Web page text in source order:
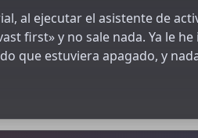
al ejecutar el asistente de
first» y no sale nada. Ya le
que estuviera apagado, y